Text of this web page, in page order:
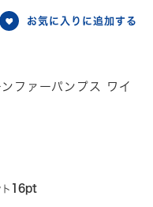
お気に入りに追加する
ファーパンプス ワイ
16pt